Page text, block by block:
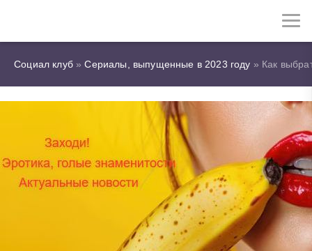
Социал клуб»Сериалы, выпущенные в 2023 году » Как